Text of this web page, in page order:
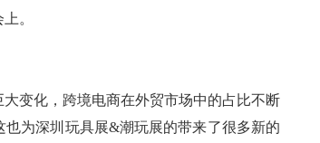
。
变化，跨境电商在外贸市场中的占比不断
为深圳玩具展&潮玩展的带来了很多新的